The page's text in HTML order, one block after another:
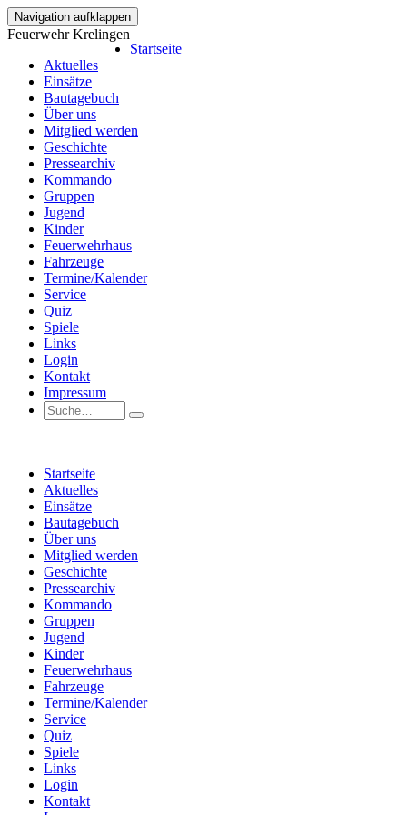
Navigation aufklappen
Feuerwehr Krelingen
Startseite
Aktuelles
Einsätze
Bautagebuch
Über uns
Mitglied werden
Geschichte
Pressearchiv
Kommando
Gruppen
Jugend
Kinder
Feuerwehrhaus
Fahrzeuge
Termine/Kalender
Service
Quiz
Spiele
Links
Login
Kontakt
Impressum
Startseite
Aktuelles
Einsätze
Bautagebuch
Über uns
Mitglied werden
Geschichte
Pressearchiv
Kommando
Gruppen
Jugend
Kinder
Feuerwehrhaus
Fahrzeuge
Termine/Kalender
Service
Quiz
Spiele
Links
Login
Kontakt